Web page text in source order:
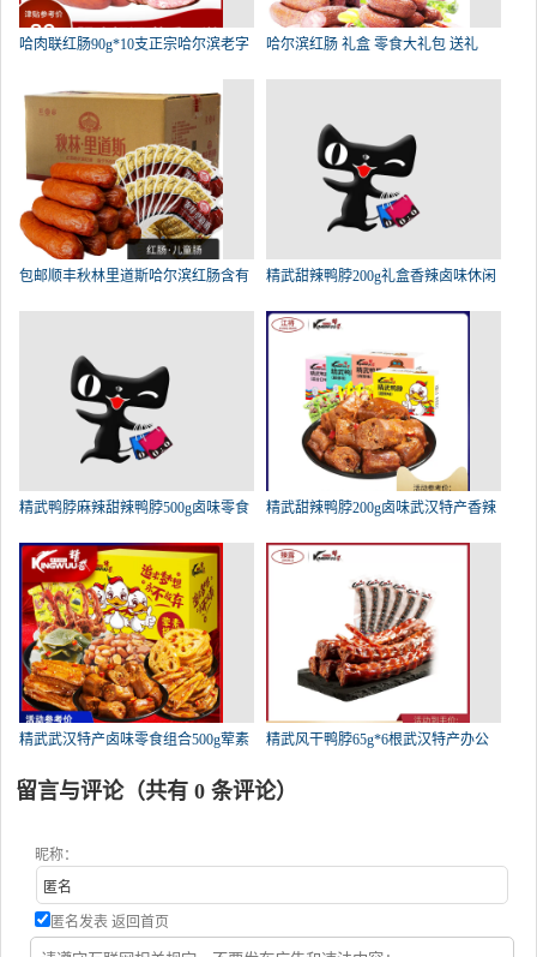
哈肉联红肠90g*10支正宗哈尔滨老字 哈尔滨红肠 礼盒 零食大礼包 送礼
包邮顺丰秋林里道斯哈尔滨红肠含有 精武甜辣鸭脖200g礼盒香辣卤味休闲
精武鸭脖麻辣甜辣鸭脖500g卤味零食 精武甜辣鸭脖200g卤味武汉特产香辣
精武武汉特产卤味零食组合500g荤素 精武风干鸭脖65g*6根武汉特产办公
留言与评论（共有 0 条评论）
昵称：
匿名发表 返回首页